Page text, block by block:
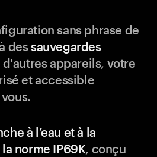
sans phrase de
dessauvegardes
appareils, votre
et accessible
à l’eau et à la
norme IP69K, conçu